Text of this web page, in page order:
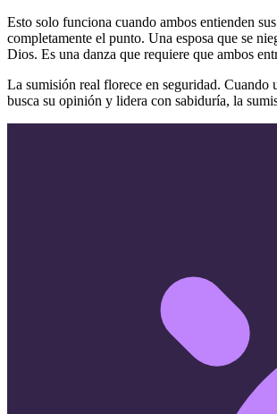
Esto solo funciona cuando ambos entienden
completamente el punto. Una esposa que se
Dios. Es una danza que requiere que ambos
La sumisión real florece en seguridad. Cuando
busca su opinión y lidera con sabiduría, la